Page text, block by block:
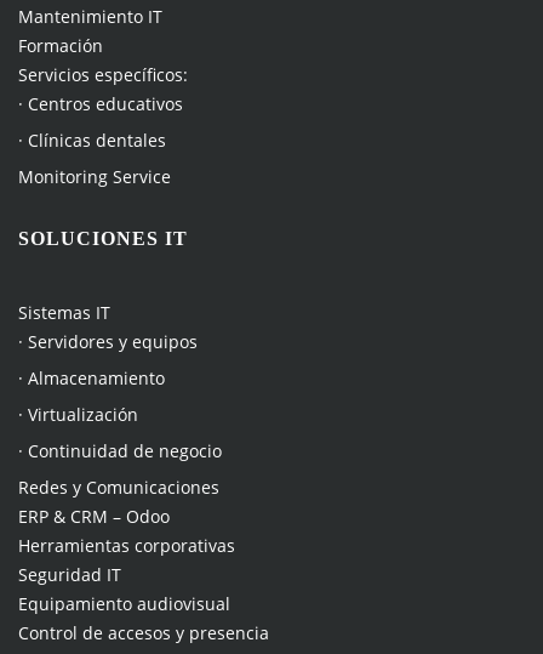
Mantenimiento IT
Formación
Servicios específicos:
· Centros educativos
· Clínicas dentales
Monitoring Service
SOLUCIONES IT
Sistemas IT
· Servidores y equipos
· Almacenamiento
· Virtualización
· Continuidad de negocio
Redes y Comunicaciones
ERP & CRM – Odoo
Herramientas corporativas
Seguridad IT
Equipamiento audiovisual
Control de accesos y presencia